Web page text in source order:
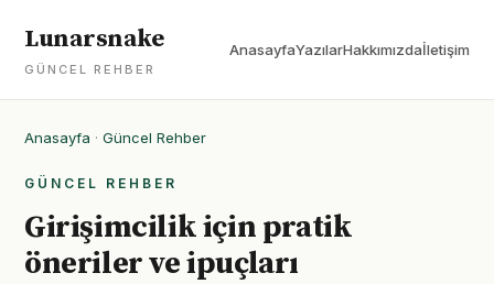
Lunarsnake
GÜNCEL REHBER
AnasayfaYazılarHakkımızdaİletişim
Anasayfa · Güncel Rehber
GÜNCEL REHBER
Girişimcilik için pratik
öneriler ve ipuçları